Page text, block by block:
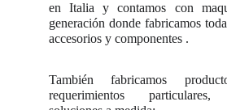
en Italia y contamos con
generación donde fabricamos
accesorios y componentes .
También fabricamos
requerimientos particulares,